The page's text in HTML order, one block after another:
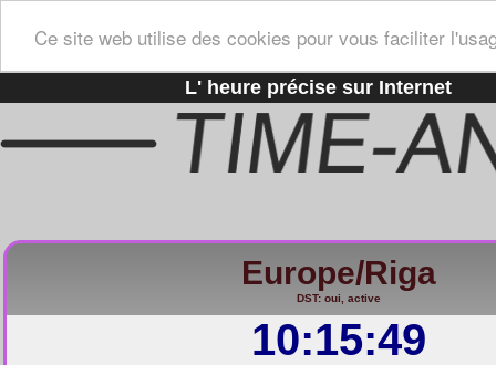
Ce site web utilise des cookies pour vous faciliter
L' heure précise sur Internet
Europe/Riga
DST: oui, active
10:15:50